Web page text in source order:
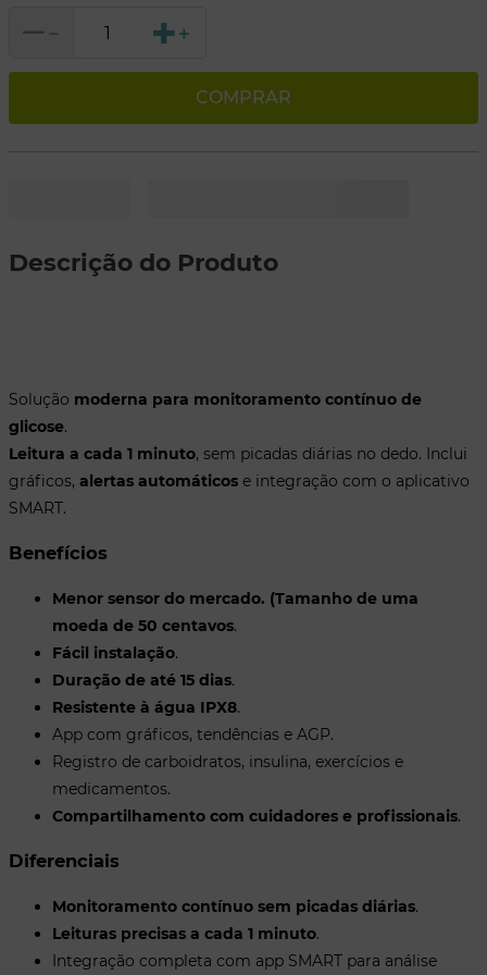
Fácil instalação. Aplique o sensor e conecte ao aplicativo SMART para
Indicado Para
＋
－
COMPRAR
Descrição do Produto
Solução moderna para monitoramento contínuo de
glicose.
Leitura a cada 1 minuto, sem picadas diárias no dedo. Inclui
gráficos, alertas automáticos e integração com o aplicativo
SMART.
Benefícios
Menor sensor do mercado. (Tamanho de uma
moeda de 50 centavos.
Fácil instalação.
Duração de até 15 dias.
Resistente à água IPX8.
App com gráficos, tendências e AGP.
Registro de carboidratos, insulina, exercícios e
medicamentos.
Compartilhamento com cuidadores e profissionais.
Diferenciais
Monitoramento contínuo sem picadas diárias.
Leituras precisas a cada 1 minuto.
Integração completa com app SMART para análise